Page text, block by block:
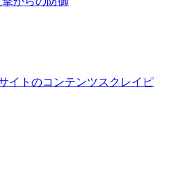
イトのコンテンツスクレイピ